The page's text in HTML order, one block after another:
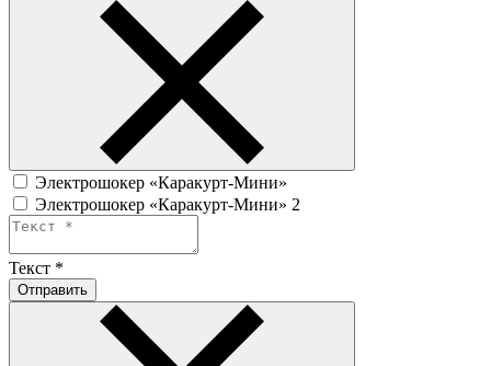
Электрошокер «Каракурт-Мини»
Электрошокер «Каракурт-Мини» 2
Текст *
Отправить